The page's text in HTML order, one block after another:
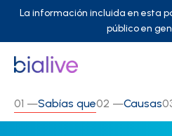
La información incluida en esta
público en
01 —Sabías que02 —Causas